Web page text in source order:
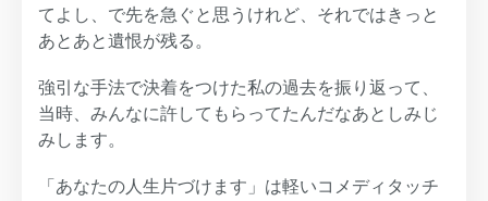
てよし、で先を急ぐと思うけれど、それではきっと
あとあと遺恨が残る。
強引な手法で決着をつけた私の過去を振り返って、
当時、みんなに許してもらってたんだなあとしみじ
みします。
「あなたの人生片づけます」は軽いコメディタッチ